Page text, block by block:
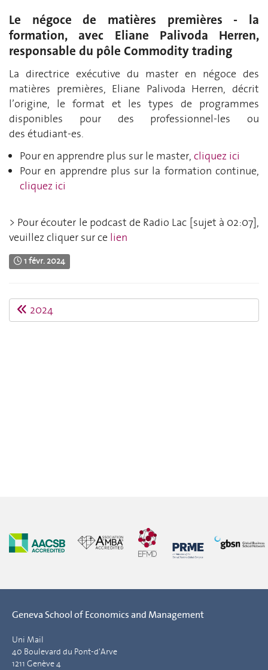
Le négoce de matières premières - la
formation, avec Eliane Palivoda Herren,
responsable du pôle Commodity trading
La directrice exécutive du master en négoce des
matières premières, Eliane Palivoda Herren,décrit
l’origine, leformat et les types de programmes
disponibles pour des professionnel-les ou
des étudiant-es.
Pour en apprendre plus sur le master, cliquez ici
Pour en apprendre plus sur la formation continue,
cliquez ici
> Pour écouter le podcast de Radio Lac [sujet à 02:07],
veuillez cliquer sur ce lien
1 févr. 2024
2024
Geneva School of Economics and Management
Uni Mail
40 Boulevard du Pont-d'Arve
1211 Genève 4